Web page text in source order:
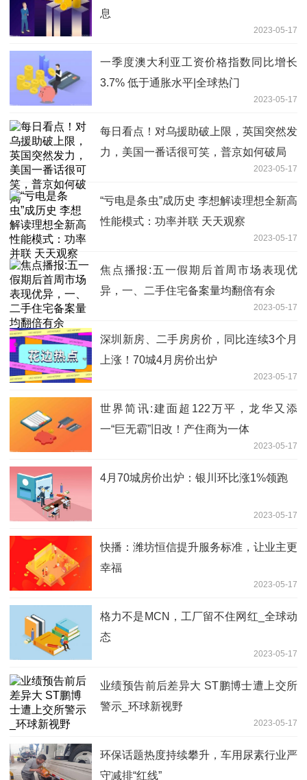
息
2023-05-17
一季度澳大利亚工资价格指数同比增长
3.7% 低于通胀水平|全球热门
2023-05-17
每日看点！对乌援助破上限，英国突然发
力，美国一番话很可笑，普京如何破局
2023-05-17
“亏电是条虫”成历史 李想解读理想全新高
性能模式：功率并联 天天观察
2023-05-17
焦点播报:五一假期后首周市场表现优
异，一、二手住宅备案量均翻倍有余
2023-05-17
深圳新房、二手房房价，同比连续3个月
上涨！70城4月房价出炉
2023-05-17
世界简讯:建面超122万平，龙华又添
一“巨无霸”旧改！产住商为一体
2023-05-17
4月70城房价出炉：银川环比涨1%领跑
2023-05-17
快播：潍坊恒信提升服务标准，让业主更
幸福
2023-05-17
格力不是MCN，工厂留不住网红_全球动
态
2023-05-17
业绩预告前后差异大 ST鹏博士遭上交所
警示_环球新视野
2023-05-17
环保话题热度持续攀升，车用尿素行业严
守减排“红线”